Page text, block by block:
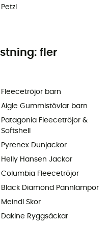
Petzl
fler
Fleecetröjor barn
Aigle Gummistövlar barn
Patagonia Fleecetröjor &
Softshell
Pyrenex Dunjackor
Helly Hansen Jackor
Columbia Fleecetröjor
Black Diamond Pannlampor
Meindl Skor
Dakine Ryggsäckar